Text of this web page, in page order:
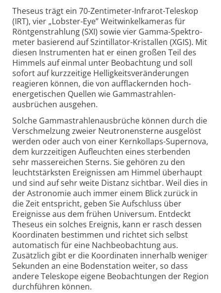
Theseus trägt ein 70-Zentimeter-Infrarot-Teleskop
(IRT), vier „Lobster-Eye” Weit­winkel­kameras für
Röntgen­strahlung (SXI) sowie vier Gamma-Spektro­
meter basierend auf Szintillator-Kristallen (XGIS). Mit
diesen Instrumenten hat er einen großen Teil des
Himmels auf einmal unter Beobachtung und soll
sofort auf kurz­zeitige Helligkeits­veränderungen
reagieren können, die von auf­flackernden hoch­
energetischen Quellen wie Gamma­strahlen­
ausbrüchen aus­gehen.
Solche Gammastrahlenausbrüche können durch die
Verschmelzung zweier Neutronen­sterne ausgelöst
werden oder auch von einer Kern­kollaps-Supernova,
dem kurz­zeitigen Auf­leuchten eines sterbenden
sehr masse­reichen Sterns. Sie gehören zu den
leucht­stärksten Ereignissen am Himmel überhaupt
und sind auf sehr weite Distanz sichtbar. Weil dies in
der Astronomie auch immer einem Blick zurück in
die Zeit entspricht, geben Sie Auf­schluss über
Ereignisse aus dem frühen Universum. Entdeckt
Theseus ein solches Ereignis, kann er rasch dessen
Koordinaten bestimmen und richtet sich selbst
automatisch für eine Nach­beobachtung aus.
Zusätzlich gibt er die Koordinaten innerhalb weniger
Sekunden an eine Boden­station weiter, so dass
andere Teleskope eigene Beobachtungen der Region
durch­führen können.